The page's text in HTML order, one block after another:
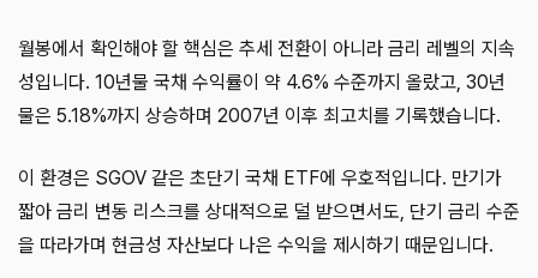
월봉에서 확인해야 할 핵심은 추세 전환이 아니라 금리 레벨의 지속
성입니다. 10년물 국채 수익률이 약 4.6% 수준까지 올랐고, 30년
물은 5.18%까지 상승하며 2007년 이후 최고치를 기록했습니다.
이 환경은 SGOV 같은 초단기 국채 ETF에 우호적입니다. 만기가
짧아 금리 변동 리스크를 상대적으로 덜 받으면서도, 단기 금리 수준
을 따라가며 현금성 자산보다 나은 수익을 제시하기 때문입니다.